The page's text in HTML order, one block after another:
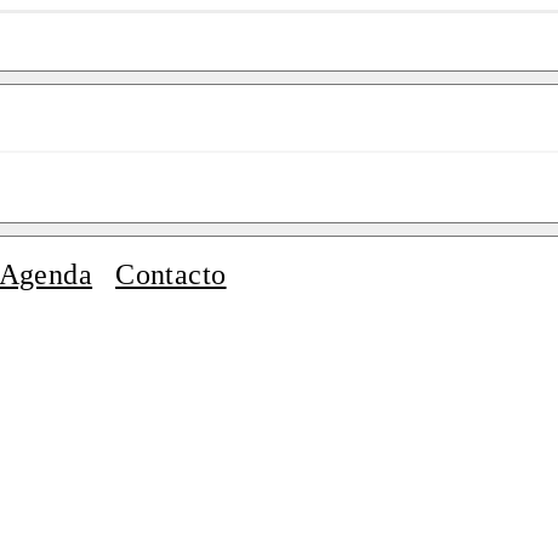
Agenda Contacto